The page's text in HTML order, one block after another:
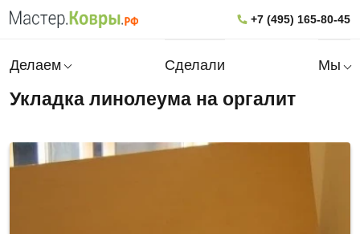
+7 (495) 165-80-45
Делаем Сделали Мы
Укладка линолеума на оргалит